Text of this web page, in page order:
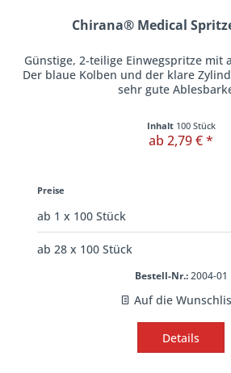
Chirana® Medical
Günstige, 2-teilige Einwegspritze mit
Der blaue Kolben und der klare
sehr gute
Inhalt 100 Stück
ab 2,79 € *
Preise
ab 1x 100 Stück
ab 28x 100 Stück
Bestell-Nr.:2004-01
Auf die
Details